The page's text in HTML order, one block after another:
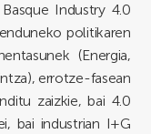
Industry 4.0
politikaren
(Energia,
errotze-fasean
zaizkie, bai 4.0
bai industrian I+G